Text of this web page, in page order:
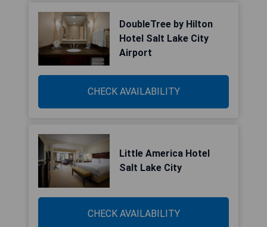
DoubleTree by Hilton
Hotel Salt Lake City
Airport
CHECK AVAILABILITY
Little America Hotel
Salt Lake City
CHECK AVAILABILITY